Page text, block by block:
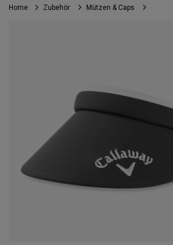
Golf
Home Zubehör Mützen & Caps